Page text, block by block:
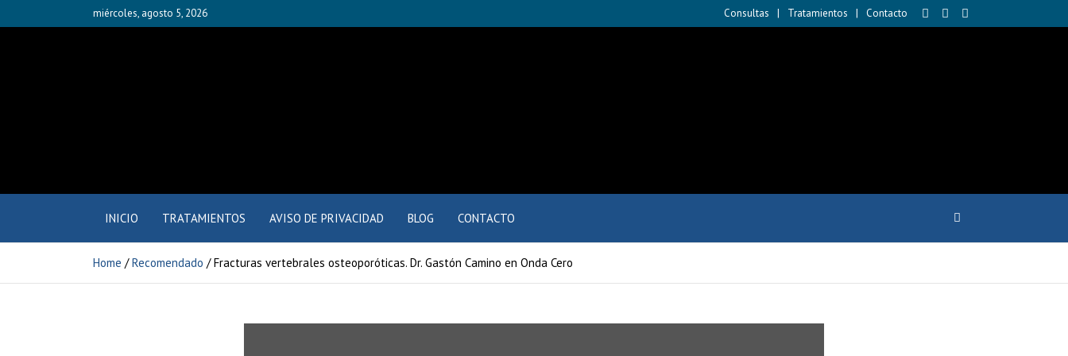
miércoles, agosto 5, 2026 Consultas Tratamientos Contacto
INICIO TRATAMIENTOS AVISO DE PRIVACIDAD BLOG CONTACTO
Home Recomendado Fracturas vertebrales osteoporóticas. Dr. Gastón Camino en Onda Cero